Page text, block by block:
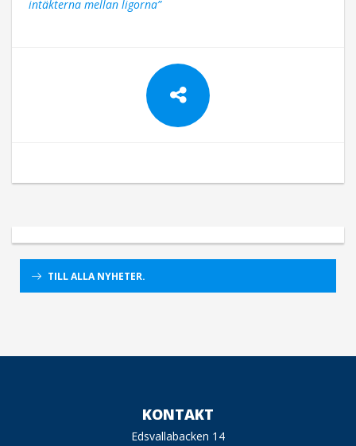
intäkterna mellan ligorna”
TILL ALLA NYHETER.
KONTAKT
Edsvallabacken 14